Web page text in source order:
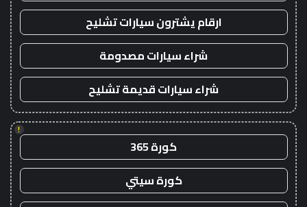
ارقام يشترون سيارات تشليح
شراء سيارات مصدومة
شراء سيارات قديمة تشليح
!
كورة 365
كورة سيتي